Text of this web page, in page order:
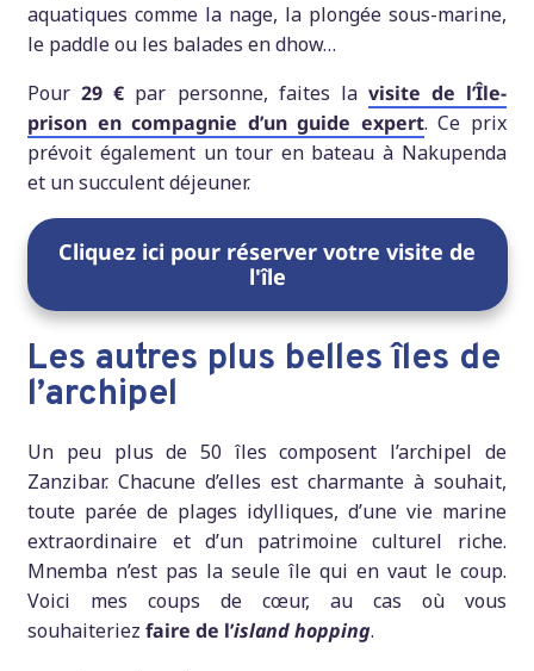
aquatiques comme la nage, la plongée sous-marine,
le paddle ou les balades en dhow…
Pour29 € par personne, faites la visite de l’Île-
prison en compagnie d’un guide expert. Ce prix
prévoit également un tour en bateau à Nakupenda
et un succulent déjeuner.
Cliquez ici pour réserver votre visite de
l'île
Les autres plus belles îles de
l’archipel
Un peu plus de 50 îles composent l’archipel de
Zanzibar. Chacune d’elles est charmante à souhait,
toute parée de plages idylliques, d’une vie marine
extraordinaire et d’un patrimoine culturel riche.
Mnemba n’est pas la seule île qui en vaut le coup.
Voici mes coups de cœur, au cas où vous
souhaiteriezfaire de l’island hopping.